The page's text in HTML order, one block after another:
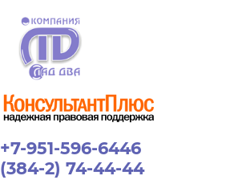
+7-951-596-6446
(384-2) 74-44-44